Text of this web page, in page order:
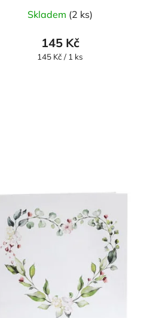
Skladem (2 ks)
145 Kč
Měrná
145 Kč / 1 ks